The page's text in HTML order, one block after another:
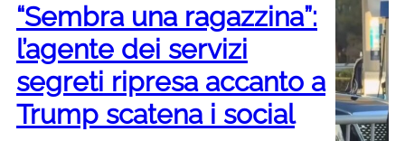
“Sembra una ragazzina”:
l’agente dei servizi
segreti ripresa accanto a
Trump scatena i social